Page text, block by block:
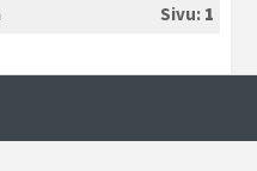
Sivu: 1